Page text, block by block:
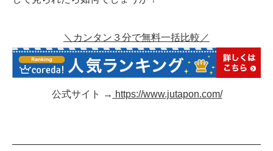
＼カンタン３分で無料一括比較／
公式サイト → https://www.jutapon.com/